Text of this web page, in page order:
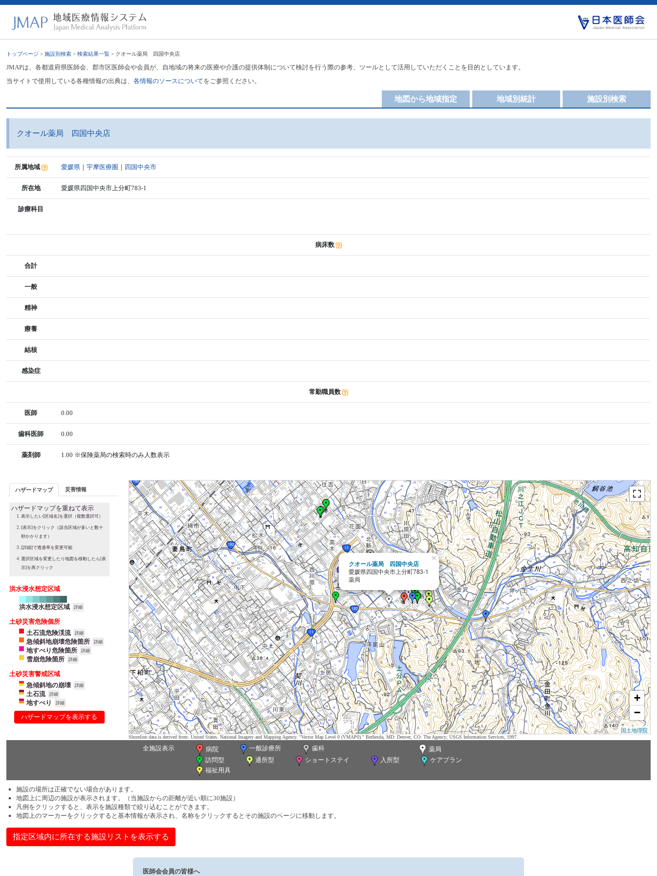
トップページ >施設別検索 >検索結果一覧 > クオール薬局 四国中央店
JMAPは、各都道府県医師会、郡市区医師会や会員が、自地域の将来の医療や介護の提供体制について検討を行う際の参考、ツールとして活用していただくことを目的としています。
当サイトで使用している各種情報の出典は、各情報のソースについてをご参照ください。
施設別検索
地域別統計
地図から地域指定
クオール薬局 四国中央店
所属地域 愛媛県 ｜宇摩医療圏 ｜ 四国中央市
所在地 愛媛県四国中央市上分町783-1
診療科目
病床数
合計
一般
精神
療養
結核
感染症
常勤職員数
医師 0.00
歯科医師 0.00
薬剤師 1.00 ※保険薬局の検索時のみ人数表示
ハザードマップ 災害情報
ハザードマップを重ねて表示
表示したい[区域名]を選択（複数選択可）
[表示]をクリック（該当区域が多いと数十
秒かかります）
[詳細]で透過率を変更可能
選択区域を変更したり地図を移動したら[表
示]を再クリック
洪水浸水想定区域
洪水浸水想定区域 詳細
土砂災害危険個所
土石流危険渓流
詳細
急傾斜地崩壊危険箇所 詳細
地すべり危険箇所 詳細
雪崩危険箇所 詳細
土砂災害警戒区域
急傾斜地の崩壊
詳細
土石流 詳細
地すべり 詳細
ハザードマップを表示する
クオール薬局 四国中央店
愛媛県四国中央市上分町783-1
薬局
×
+
−
国土地理院
Shoreline data is derived from: United States. National Imagery and Mapping Agency. "Vector Map Level 0 (VMAP0)." Bethesda, MD: Denver, CO: The Agency; USGS Information Services, 1997.
全施設表示 病院 一般診療所 歯科
薬局
訪問型
通所型 ショートステイ 入所型
ケアプラン
福祉用具
施設の場所は正確でない場合があります。
地図上に周辺の施設が表示されます。（当施設からの距離が近い順に30施設）
凡例をクリックすると、表示を施設種類で絞り込むことができます。
地図上のマーカーをクリックすると基本情報が表示され、名称をクリックするとその施設のページに移動します。
指定区域内に所在する施設リストを表示する
医師会会員の皆様へ